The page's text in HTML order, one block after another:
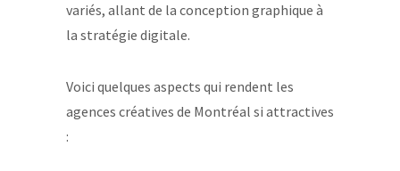
variés, allant de la conception graphique à
la stratégie digitale.
Voici quelques aspects qui rendent les
agences créatives de Montréal si attractives
: